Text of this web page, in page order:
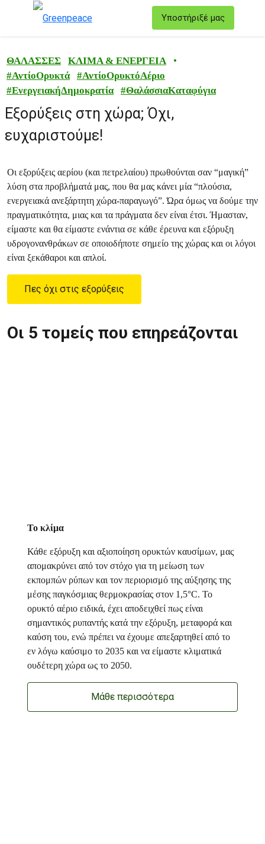
Υποστήριξέ μας
ΘΑΛΑΣΣΕΣ ΚΛΙΜΑ & ΕΝΕΡΓΕΙΑ
•
#ΑντίοΟρυκτά #ΑντίοΟρυκτόΑέριο
#ΕνεργειακήΔημοκρατία #ΘαλάσσιαΚαταφύγια
Εξορύξεις στη χώρα; Όχι,
ευχαριστούμε!
Οι εξορύξεις αερίου (και πετρελαίου) πρωθούνται σαν “μαγική”
λύση στα προβλήματά μας, που θα μας κάνει μία “πλούσια,
ενεργειακά ανεξάρτητη χώρα-παραγωγό”. Ώρα όμως να δούμε την
πραγματικότητα, μιας και τα πράγματα δεν είναι έτσι. Ήμασταν,
είμαστε και θα είμαστε ενάντια σε κάθε έρευνα και εξόρυξη
υδρογονανθράκων σε οποιοδήποτε σημείο της χώρας και οι λόγοι
είναι ξεκάθαροι και απλοί.
Πες όχι στις εξορύξεις
Οι 5 τομείς που επηρεάζονται
Το κλίμα
Κάθε εξόρυξη και αξιοποίηση ορυκτών καυσίμων, μας
απομακρύνει από τον στόχο για τη μείωση των
εκπομπών ρύπων και τον περιορισμό της αύξησης της
μέσης παγκόσμιας θερμοκρασίας στον 1,5°C. Το
ορυκτό αέριο ειδικά, έχει αποδειχθεί πως είναι
σημαντικός ρυπαντής κατά την εξόρυξη, μεταφορά και
καύση του, ενώ πρέπει να έχουμε απεξαρτηθεί από το
εν λόγω καύσιμο το 2035 και να είμαστε κλιματικά
ουδέτερη χώρα ως το 2050.
Μάθε περισσότερα